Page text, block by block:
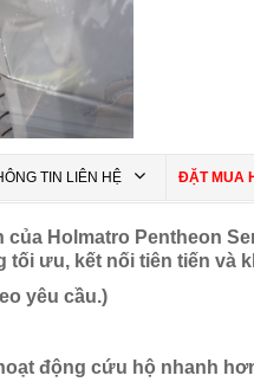
TIN LIÊN HỆ ĐẶT MUA
Holmatro Pentheon
ưu, kết nối tiên tiến và
yêu cầu.)
động cứu hộ nhanh